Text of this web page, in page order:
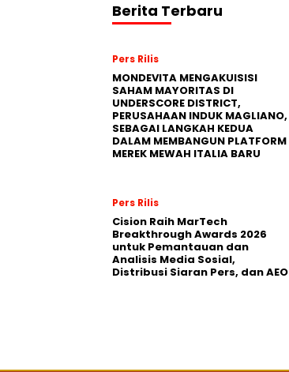
Berita Terbaru
Pers Rilis
MONDEVITA MENGAKUISISI
SAHAM MAYORITAS DI
UNDERSCORE DISTRICT,
PERUSAHAAN INDUK MAGLIANO,
SEBAGAI LANGKAH KEDUA
DALAM MEMBANGUN PLATFORM
MEREK MEWAH ITALIA BARU
Pers Rilis
Cision Raih MarTech
Breakthrough Awards 2026
untuk Pemantauan dan
Analisis Media Sosial,
Distribusi Siaran Pers, dan AEO